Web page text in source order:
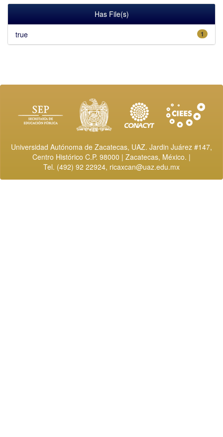
Has File(s)
1
true
Universidad Autónoma de Zacatecas, UAZ. Jardin Juárez #147,
Centro Histórico C.P. 98000 | Zacatecas, México. |
Tel. (492) 92 22924, ricaxcan@uaz.edu.mx